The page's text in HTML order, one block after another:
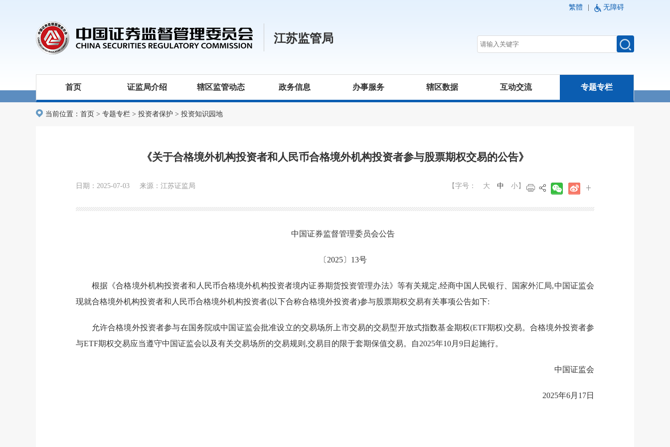
繁體 无障碍
江苏监管局
首页 证监局介绍 辖区监管动态 政务信息 办事服务 辖区数据 互动交流 专题专栏
当前位置： 首页 > 专题专栏 > 投资者保护 > 投资知识园地
《关于合格境外机构投资者和人民币合格境外机构投资者参与股票期权交易的公告》
日期：2025-07-03 来源：江苏证监局 【字号： 大 中 小 】
中国证券监督管理委员会公告
〔2025〕13号
根据《合格境外机构投资者和人民币合格境外机构投资者境内证券期货投资管理办法》等有关规定,经商中国人民银行、国家外汇局,中国证监会
现就合格境外机构投资者和人民币合格境外机构投资者(以下合称合格境外投资者)参与股票期权交易有关事项公告如下:
允许合格境外投资者参与在国务院或中国证监会批准设立的交易场所上市交易的交易型开放式指数基金期权(ETF期权)交易。合格境外投资者参
与ETF期权交易应当遵守中国证监会以及有关交易场所的交易规则,交易目的限于套期保值交易。自2025年10月9日起施行。
中国证监会
2025年6月17日